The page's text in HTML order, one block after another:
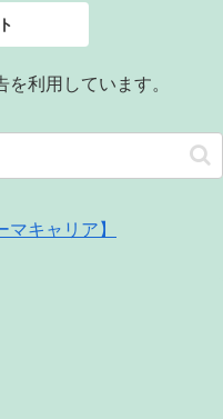
利用しています。
キャリア】